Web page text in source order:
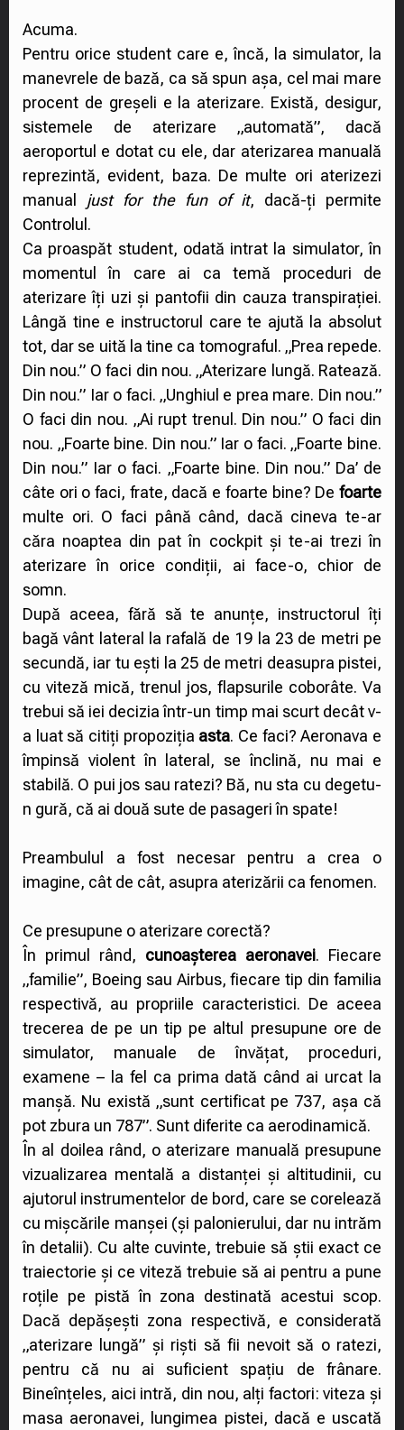
Acuma.
Pentru orice student care e, încă, la simulator, la
manevrele de bază, ca să spun așa, cel mai mare
procent de greșeli e la aterizare. Există, desigur,
sistemele de aterizare „automată”, dacă
aeroportul e dotat cu ele, dar aterizarea manuală
reprezintă, evident, baza. De multe ori aterizezi
manual just for the fun of it, dacă-ți permite
Controlul.
Ca proaspăt student, odată intrat la simulator, în
momentul în care ai ca temă proceduri de
aterizare îți uzi și pantofii din cauza transpirației.
Lângă tine e instructorul care te ajută la absolut
tot, dar se uită la tine ca tomograful. „Prea repede.
Din nou.” O faci din nou. „Aterizare lungă. Ratează.
Din nou.” Iar o faci. „Unghiul e prea mare. Din nou.”
O faci din nou. „Ai rupt trenul. Din nou.” O faci din
nou. „Foarte bine. Din nou.” Iar o faci. „Foarte bine.
Din nou.” Iar o faci. „Foarte bine. Din nou.” Da’ de
câte ori o faci, frate, dacă e foarte bine? De foarte
multe ori. O faci până când, dacă cineva te-ar
căra noaptea din pat în cockpit și te-ai trezi în
aterizare în orice condiții, ai face-o, chior de
somn.
După aceea, fără să te anunțe, instructorul îți
bagă vânt lateral la rafală de 19 la 23 de metri pe
secundă, iar tu ești la 25 de metri deasupra pistei,
cu viteză mică, trenul jos, flapsurile coborâte. Va
trebui să iei decizia într-un timp mai scurt decât v-
a luat să citiți propoziția asta. Ce faci? Aeronava e
împinsă violent în lateral, se înclină, nu mai e
stabilă. O pui jos sau ratezi? Bă, nu sta cu degetu-
n gură, că ai două sute de pasageri în spate!
Preambulul a fost necesar pentru a crea o
imagine, cât de cât, asupra aterizării ca fenomen.
Ce presupune o aterizare corectă?
În primul rând, cunoașterea aeronavei. Fiecare
„familie”, Boeing sau Airbus, fiecare tip din familia
respectivă, au propriile caracteristici. De aceea
trecerea de pe un tip pe altul presupune ore de
simulator, manuale de învățat, proceduri,
examene – la fel ca prima dată când ai urcat la
manșă. Nu există „sunt certificat pe 737, așa că
pot zbura un 787”. Sunt diferite ca aerodinamică.
În al doilea rând, o aterizare manuală presupune
vizualizarea mentală a distanței și altitudinii, cu
ajutorul instrumentelor de bord, care se corelează
cu mișcările manșei (și palonierului, dar nu intrăm
în detalii). Cu alte cuvinte, trebuie să știi exact ce
traiectorie și ce viteză trebuie să ai pentru a pune
roțile pe pistă în zona destinată acestui scop.
Dacă depășești zona respectivă, e considerată
„aterizare lungă” și riști să fii nevoit să o ratezi,
pentru că nu ai suficient spațiu de frânare.
Bineînțeles, aici intră, din nou, alți factori: viteza și
masa aeronavei, lungimea pistei, dacă e uscată